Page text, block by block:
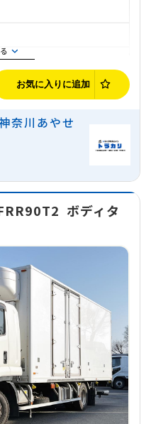
お気に入りに追加
プラン
岡東3-1-27
奈川あやせ
ボディタ